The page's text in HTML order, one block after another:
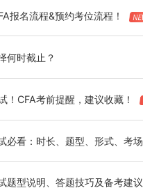
报名流程&预约考位流程！
何时截止？
！CFA考前提醒，建议收藏！
必看：时长、题型、形式、考场
题型说明、答题技巧及备考建议